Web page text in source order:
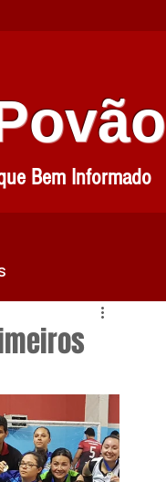
Bem Informado